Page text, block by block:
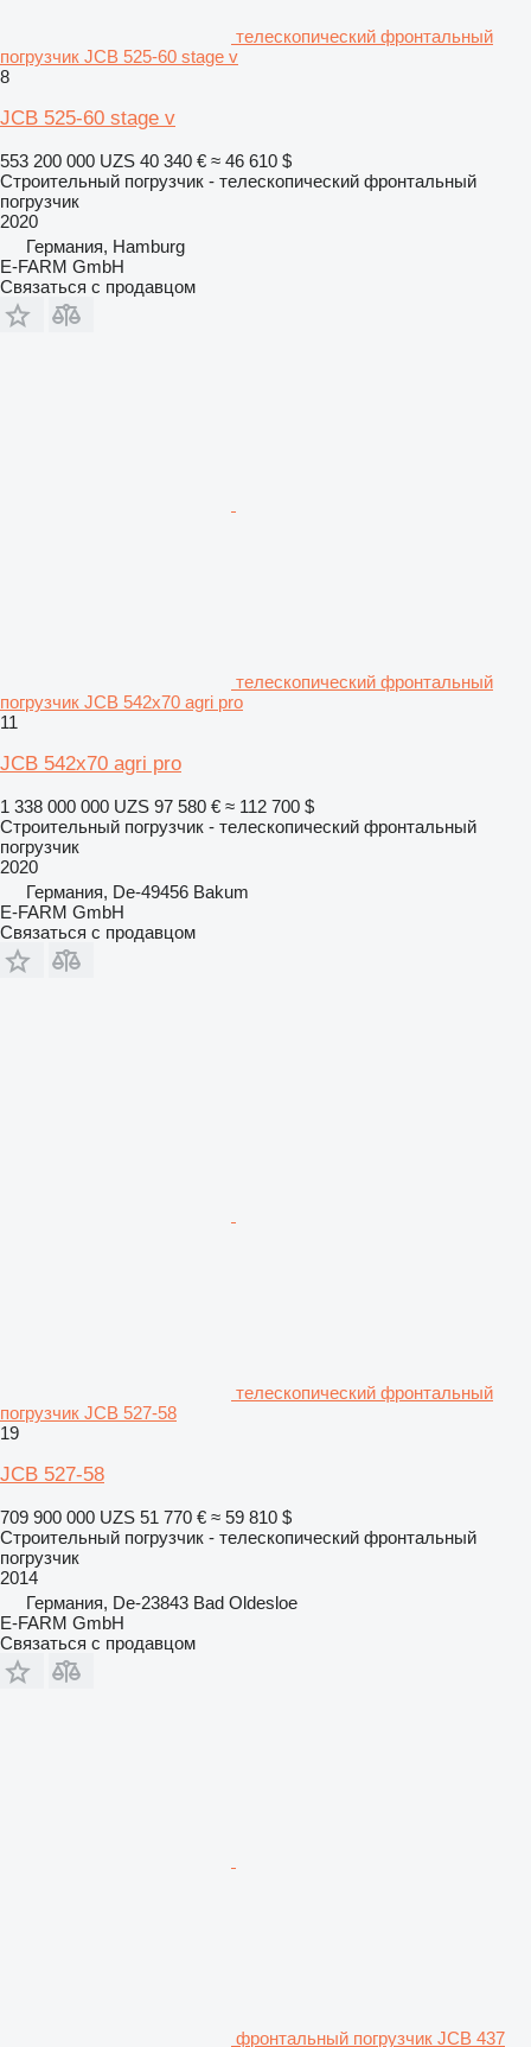
телескопический фронтальный
погрузчик JCB 525-60 stage v
8
JCB 525-60 stage v
553 200 000 UZS 40 340 € ≈ 46 610 $
Строительный погрузчик - телескопический фронтальный
погрузчик
2020
Германия, Hamburg
E-FARM GmbH
Связаться с продавцом
телескопический фронтальный
погрузчик JCB 542x70 agri pro
11
JCB 542x70 agri pro
1 338 000 000 UZS 97 580 € ≈ 112 700 $
Строительный погрузчик - телескопический фронтальный
погрузчик
2020
Германия, De-49456 Bakum
E-FARM GmbH
Связаться с продавцом
телескопический фронтальный
погрузчик JCB 527-58
19
JCB 527-58
709 900 000 UZS 51 770 € ≈ 59 810 $
Строительный погрузчик - телескопический фронтальный
погрузчик
2014
Германия, De-23843 Bad Oldesloe
E-FARM GmbH
Связаться с продавцом
фронтальный погрузчик JCB 437